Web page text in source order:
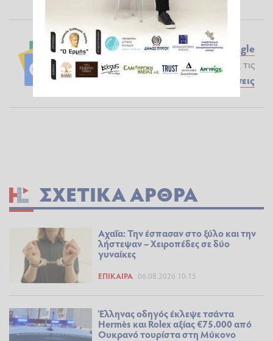
Ακολουθήστε το ilialive.gr στοGoogle
Newsκαι μάθετε πρώτοι όλες τις
Ειδήσεις
ΣΧΕΤΙΚΆ ΆΡΘΡΑ
Αχαΐα: Την έσπασαν στο ξύλο και την
λήστεψαν – Χειροπέδες σε δύο
γυναίκες
ΕΠΊΚΑΙΡΑ 06.08.2026 10:15
Έλληνας οδηγός έκλεψε τσάντα
Hermès και Rolex αξίας €75.000 από
Ουκρανό τουρίστα στη Μύκονο